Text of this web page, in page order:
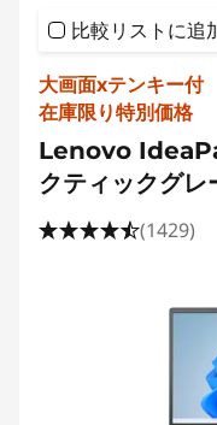
比較リストに追
大画面xテンキー付
在庫限り特別価格
Lenovo
クティックグレ
(1429)